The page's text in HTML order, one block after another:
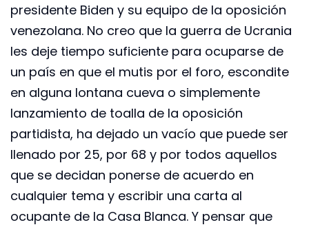
presidente Biden y su equipo de la oposición
venezolana. No creo que la guerra de Ucrania
les deje tiempo suficiente para ocuparse de
un país en que el mutis por el foro, escondite
en alguna lontana cueva o simplemente
lanzamiento de toalla de la oposición
partidista, ha dejado un vacío que puede ser
llenado por 25, por 68 y por todos aquellos
que se decidan ponerse de acuerdo en
cualquier tema y escribir una carta al
ocupante de la Casa Blanca. Y pensar que